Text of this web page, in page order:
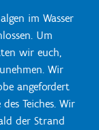
im Wasser
Um
wir euch,
Wir
angefordert
Teiches. Wir
der Strand